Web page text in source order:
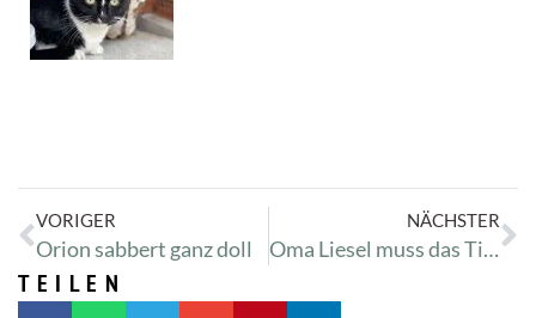
VORIGER
Orion sabbert ganz doll
NÄCHSTER
Oma Liesel muss das Tierhiem erneut besuchen
TEILEN